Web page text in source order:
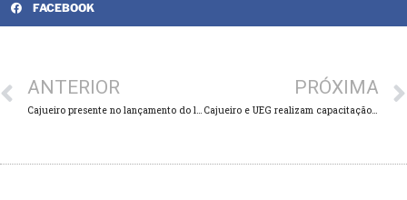
FACEBOOK
ANTERIOR PRÓXIMA
Cajueiro e UEG realizam capacitação de universitários para trabalharem com estudantes do ensino médio em Iporá-GO